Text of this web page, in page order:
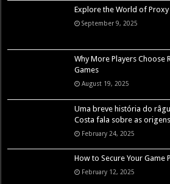
Explore the World of
September 9, 2025
Why More Players Choose
Games
August 19, 2025
Uma breve história do
Costa fala sobre as
February 24, 2025
How to Secure Your Game
February 12, 2025